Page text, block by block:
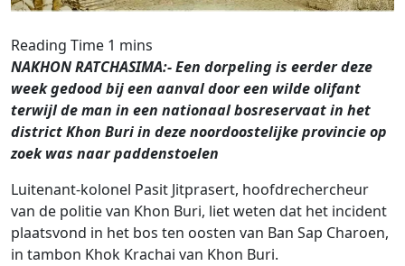
NAKHON RATCHASIMA:- Een dorpeling is eerder deze
week gedood bij een aanval door een wilde olifant
terwijl de man in een nationaal bosreservaat in het
district Khon Buri in deze noordoostelijke provincie op
zoek was naar paddenstoelen
Luitenant-kolonel Pasit Jitprasert, hoofdrechercheur
van de politie van Khon Buri, liet weten dat het incident
plaatsvond in het bos ten oosten van Ban Sap Charoen,
in tambon Khok Krachai van Khon Buri.